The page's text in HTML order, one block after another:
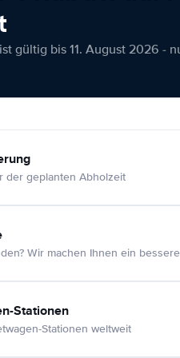
gültig bis 11. August 2026 -
der geplanten Abholzeit
Wir machen Ihnen ein
Stationen
Stationen weltweit